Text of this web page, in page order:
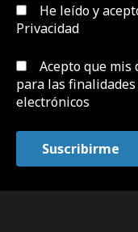
He leído y
Privacidad
Acepto que mis
para las
electrónicos